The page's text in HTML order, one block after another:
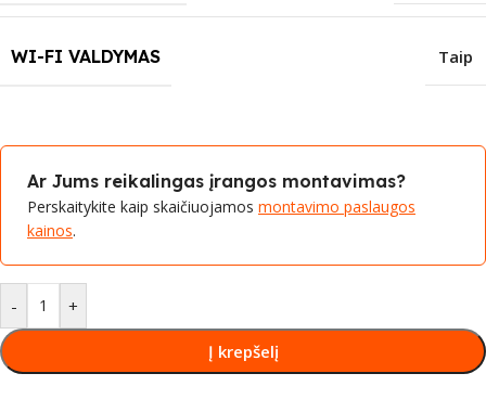
WI-FI VALDYMAS Taip
Ar Jums reikalingas įrangos montavimas?
Perskaitykite kaip skaičiuojamos montavimo paslaugos
kainos.
- +
Į krepšelį